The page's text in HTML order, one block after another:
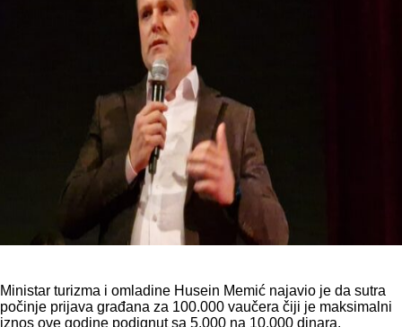
Ministar turizma i omladine Husein Memić najavio je da sutra
počinje prijava građana za 100.000 vaučera čiji je maksimalni
iznos ove godine podignut sa 5.000 na 10.000 dinara.